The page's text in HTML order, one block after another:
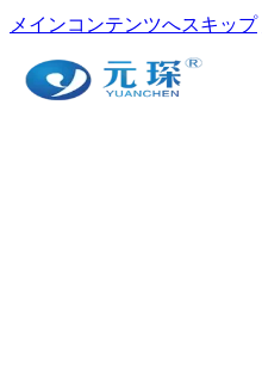
メインコンテンツへスキップ